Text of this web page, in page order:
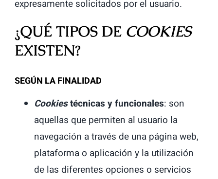
expresamente solicitados por el usuario.
¿QUÉ TIPOS DE COOKIES
EXISTEN?
SEGÚN LA FINALIDAD
Cookiestécnicas y funcionales: son
aquellas que permiten al usuario la
navegación a través de una página web,
plataforma o aplicación y la utilización
de las diferentes opciones o servicios